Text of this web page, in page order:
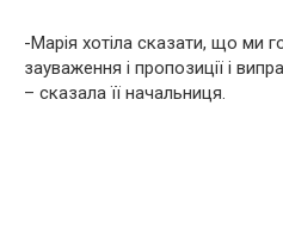
-Марія хотіла сказати, що ми
зауваження і пропозиції і
– сказала її начальниця.